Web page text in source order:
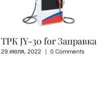
ТРК JY-30 for Заправка
29 июля, 2022 0 Comments